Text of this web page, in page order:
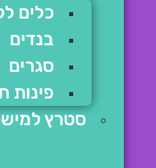
כלים
בנדים
סגרים
פינות
סטרץ